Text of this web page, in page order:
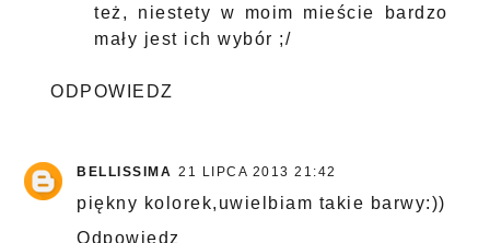
też, niestety w moim mieście bardzo
mały jest ich wybór ;/
ODPOWIEDZ
BELLISSIMA 21 LIPCA 2013 21:42
piękny kolorek,uwielbiam takie barwy:))
Odpowiedz